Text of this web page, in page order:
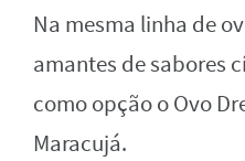
Na mesma linha de
amantes de sabores
como opção o Ovo
Maracujá.